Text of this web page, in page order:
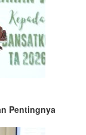
Pentingnya